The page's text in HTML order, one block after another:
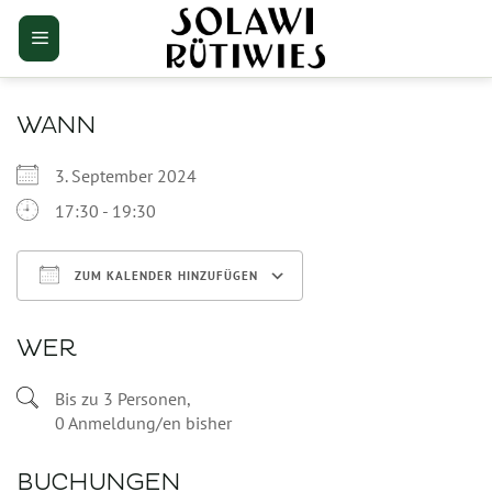
Zum
Inhalt
springen
WANN
3. September 2024
17:30 - 19:30
ZUM KALENDER HINZUFÜGEN
WER
Bis zu 3 Personen,
0 Anmeldung/en bisher
BUCHUNGEN